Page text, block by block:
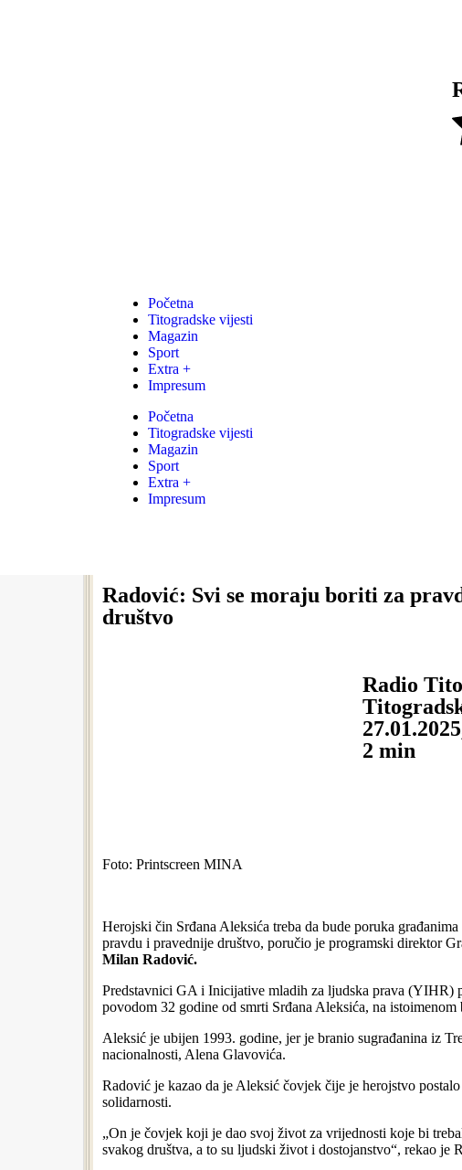
Početna
Titogradske vijesti
Magazin
Sport
Extra +
Impresum
Početna
Titogradske vijesti
Magazin
Sport
Extra +
Impresum
Radović: Svi se moraju boriti za
društvo
Radio
2 min
Foto: Printscreen MINA
Herojski čin Srđana Aleksića treba da bude poruka
pravdu i pravednije društvo, poručio je programski direktor
Milan Radović.
Predstavnici GA i Inicijative mladih za ljudska prava (YIHR)
povodom 32 godine od smrti Srđana Aleksića, na
Aleksić je ubijen 1993. godine, jer je branio sugrađanina iz
nacionalnosti, Alena Glavovića.
Radović je kazao da je Aleksić čovjek čije je herojstvo
solidarnosti.
„On je čovjek koji je dao svoj život za vrijednosti koje bi
svakog društva, a to su ljudski život i dostojanstvo“, rekao je